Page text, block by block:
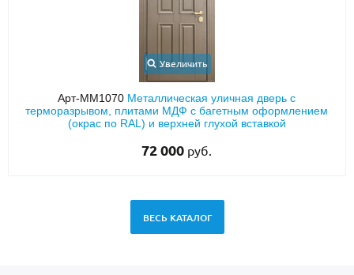
Увеличить
Арт-ММ1070 Металлическая уличная дверь с
терморазрывом, плитами МДФ с багетным оформлением
(окрас по RAL) и верхней глухой вставкой
72 000 руб.
ВЕСЬ КАТАЛОГ